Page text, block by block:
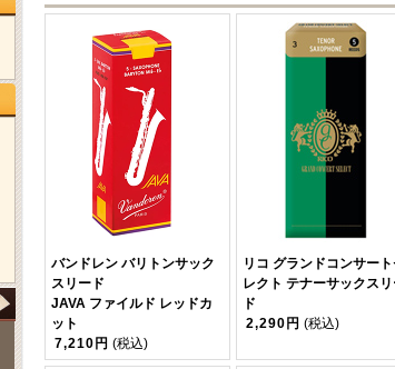
バンドレン バリトンサック
スリード
JAVA ファイルド レッドカ
ット
7,210円 (税込)
リコ グランドコンサー
レクト テナーサックス
ド
2,290円 (税込)